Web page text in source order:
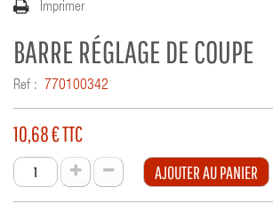
Imprimer
BARRE RÉGLAGE DE COUPE
Ref : 770100342
10,68 €TTC
AJOUTER AU PANIER